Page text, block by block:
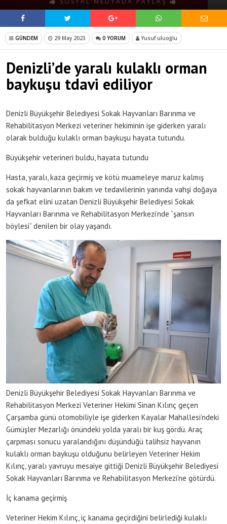
GÜNDEM 29 May 2023 0 YORUM Yusuf uluoğlu
Denizli’de yaralı kulaklı orman
baykuşu tdavi ediliyor
Denizli Büyükşehir Belediyesi Sokak Hayvanları Barınma ve
Rehabilitasyon Merkezi veteriner hekiminin işe giderken yaralı
olarak bulduğu kulaklı orman baykuşu hayata tutundu.
Büyükşehir veterineri buldu, hayata tutundu
Hasta, yaralı, kaza geçirmiş ve kötü muameleye maruz kalmış
sokak hayvanlarının bakım ve tedavilerinin yanında vahşi doğaya
da şefkat elini uzatan Denizli Büyükşehir Belediyesi Sokak
Hayvanları Barınma ve Rehabilitasyon Merkezi’nde “şansın
böylesi” denilen bir olay yaşandı.
Denizli Büyükşehir Belediyesi Sokak Hayvanları Barınma ve
Rehabilitasyon Merkezi Veteriner Hekimi Sinan Kılınç geçen
Çarşamba günü otomobiliyle işe giderken Kayalar Mahallesi’ndeki
Gümüşler Mezarlığı önündeki yolda yaralı bir kuş gördü. Araç
çarpması sonucu yaralandığını düşündüğü talihsiz hayvanın
kulaklı orman baykuşu olduğunu belirleyen Veteriner Hekim
Kılınç, yaralı yavruyu mesaiye gittiği Denizli Büyükşehir Belediyesi
Sokak Hayvanları Barınma ve Rehabilitasyon Merkezi’ne götürdü.
İç kanama geçirmiş
Veteriner Hekim Kılınç, iç kanama geçirdiğini belirlediği kulaklı